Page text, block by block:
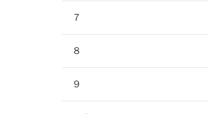
７
８
９